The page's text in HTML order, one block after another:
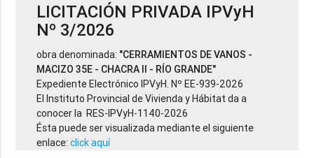
LICITACIÓN PRIVADA IPVyH
Nº 3/2026
obra denominada: "CERRAMIENTOS DE VANOS -
MACIZO 35E - CHACRA II - RÍO GRANDE"
Expediente Electrónico IPVyH. Nº EE-939-2026
El Instituto Provincial de Vivienda y Hábitat da a
conocer la RES-IPVyH-1140-2026
Ésta puede ser visualizada mediante el siguiente
enlace:click aquí